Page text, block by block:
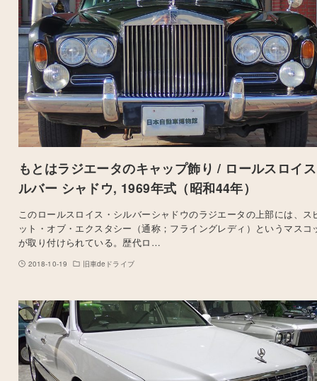
もとはラジエータのキャップ飾り / ロールスロイ
ルバー シャドウ, 1969年式（昭和44年）
このロールスロイス・シルバーシャドウのラジエータの上部には、ス
ット・オブ・エクスタシー（通称；フライングレディ）というマスコ
が取り付けられている。歴代ロ…
2018-10-19 旧車deドライブ